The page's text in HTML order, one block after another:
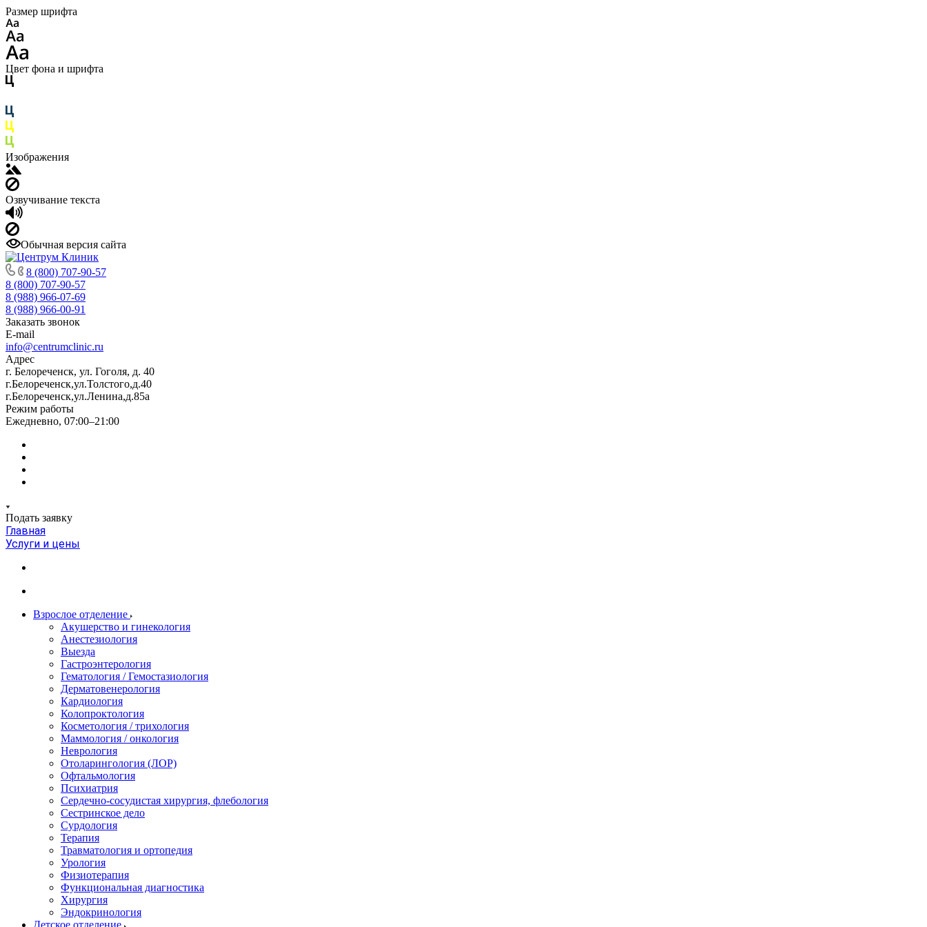
Размер шрифта
Цвет фона и шрифта
Изображения
Озвучивание текста
Обычная версия сайта
8 (800) 707-90-57
8 (800) 707-90-57
8 (988) 966-07-69
8 (988) 966-00-91
Заказать звонок
E-mail
info@centrumclinic.ru
Адрес
г. Белореченск, ул. Гоголя, д. 40
г.Белореченск,ул.Толстого,д.40
г.Белореченск,ул.Ленина,д.85а
Режим работы
Ежедневно, 07:00–21:00
Подать заявку
Главная
Услуги и цены
Взрослое отделение
Акушерство и гинекология
Анестезиология
Выезда
Гастроэнтерология
Гематология / Гемостазиология
Дерматовенерология
Кардиология
Колопроктология
Косметология / трихология
Маммология / онкология
Неврология
Отоларингология (ЛОР)
Офтальмология
Психиатрия
Сердечно-сосудистая хирургия, флебология
Сестринское дело
Сурдология
Терапия
Травматология и ортопедия
Урология
Физиотерапия
Функциональная диагностика
Хирургия
Эндокринология
Детское отделение